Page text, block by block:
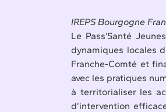
IREPS Bourgogne
Le Pass’Santé
dynamiques locales
Franche-Comté et
avec les pratiques
à territorialiser les
d’intervention